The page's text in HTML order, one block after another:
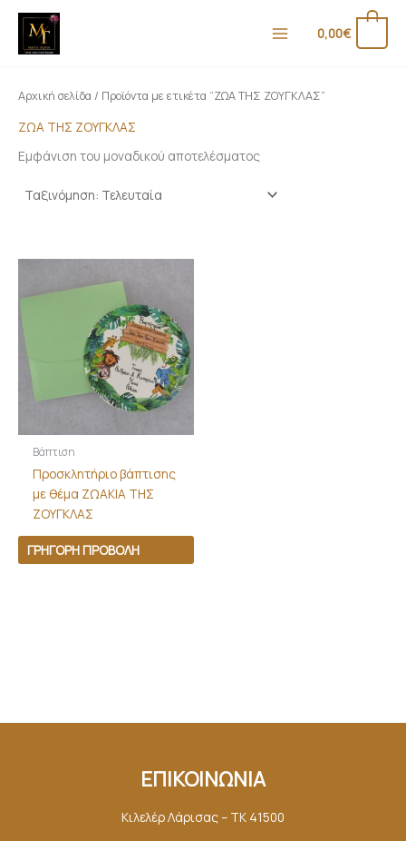
Μετάβαση
περιεχόμενο
0,00€
Αρχική σελίδα / Προϊόντα με ετικέτα “ΖΩΑ ΤΗΣ ΖΟΥΓΚΛΑΣ”
ΖΩΑ ΤΗΣ ΖΟΥΓΚΛΑΣ
Εμφάνιση του μοναδικού αποτελέσματος
Βάπτιση
Προσκλητήριο βάπτισης
με θέμα ΖΩΑΚΙΑ ΤΗΣ
ΖΟΥΓΚΛΑΣ
ΓΡΉΓΟΡΗ ΠΡΟΒΟΛΉ
ΕΠΙΚΟΙΝΩΝΙΑ
Κιλελέρ Λάρισας – ΤΚ 41500